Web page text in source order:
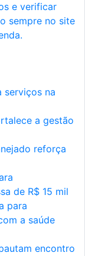
e verificar
sempre no site
serviços na
a gestão
reforça
de R$ 15 mil
para
a saúde
encontro